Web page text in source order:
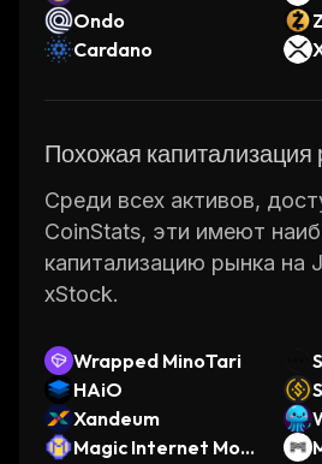
Ondo
Cardano
Похожая капитализация
Среди всех активов,
CoinStats, эти имеют
капитализацию рынка на
xStock.
Wrapped MinoTari
HAiO
Xandeum
Magic Internet Mon